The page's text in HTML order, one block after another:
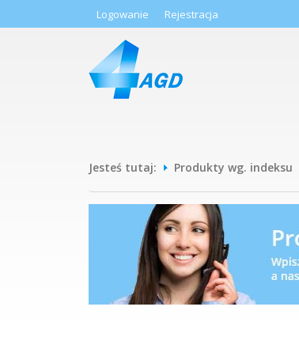
Logowanie Rejestracja
Jesteś tutaj: Produkty wg. indeksu